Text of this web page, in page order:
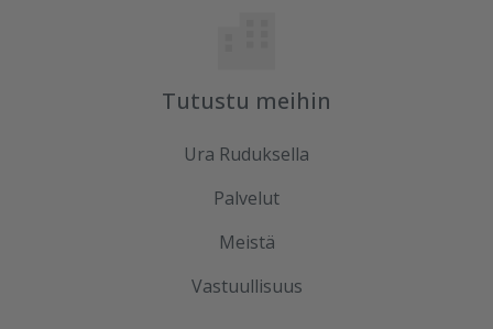
Tutustu meihin
Ura Ruduksella
Palvelut
Meistä
Vastuullisuus